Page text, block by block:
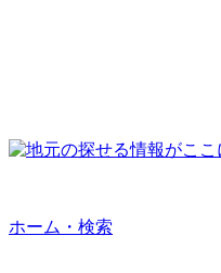
ホーム・検索